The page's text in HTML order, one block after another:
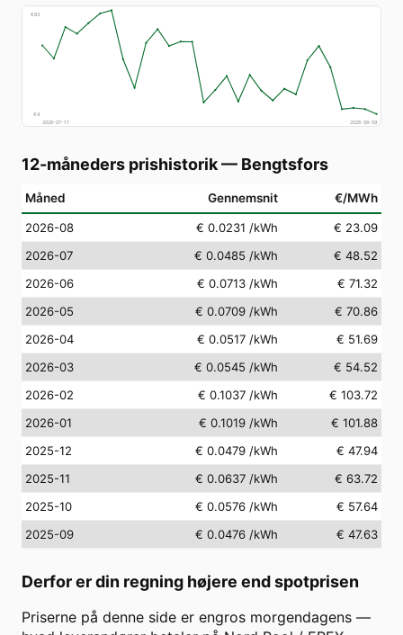
€83
€4
2026-07-11
2026-08-09
12-måneders prishistorik— Bengtsfors
Måned Gennemsnit €/MWh
2026-08 € 0.0231 /kWh
€ 23.09
2026-07
€ 0.0485 /kWh
€ 48.52
2026-06
€ 0.0713 /kWh
€ 71.32
2026-05
€ 0.0709 /kWh
€ 70.86
2026-04
€ 0.0517 /kWh
€ 51.69
2026-03
€ 0.0545 /kWh
€ 54.52
2026-02
€ 0.1037 /kWh
€ 103.72
2026-01
€ 0.1019 /kWh
€ 101.88
2025-12
€ 0.0479 /kWh
€ 47.94
2025-11
€ 0.0637 /kWh
€ 63.72
2025-10
€ 0.0576 /kWh
€ 57.64
2025-09
€ 0.0476 /kWh € 47.63
Derfor er din regning højere end spotprisen
Priserne på denne side er engros morgendagens —